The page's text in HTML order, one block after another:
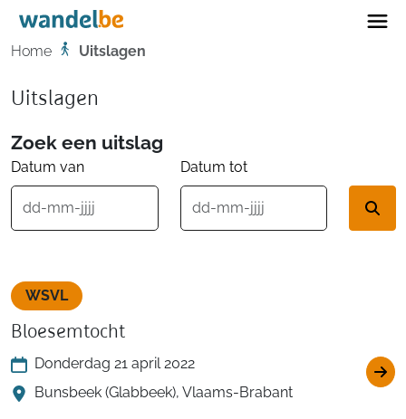
Home
Home Uitslagen
Uitslagen
Zoek een uitslag
Datum van Datum tot
WSVL
Bloesemtocht
Donderdag 21 april 2022
Bunsbeek (Glabbeek), Vlaams-Brabant